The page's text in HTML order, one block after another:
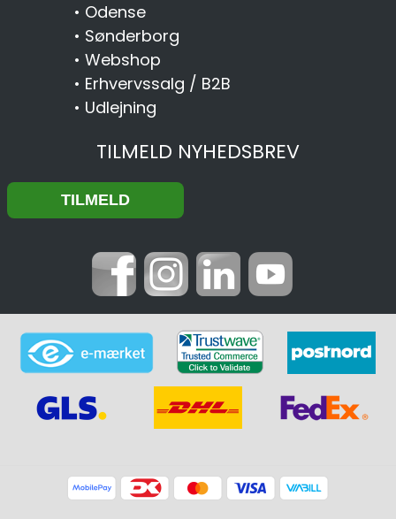
• Odense
• Sønderborg
• Webshop
• Erhvervssalg / B2B
• Udlejning
TILMELD NYHEDSBREV